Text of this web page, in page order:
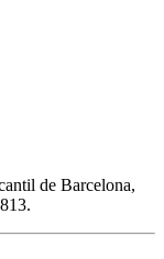
de Barcelona,